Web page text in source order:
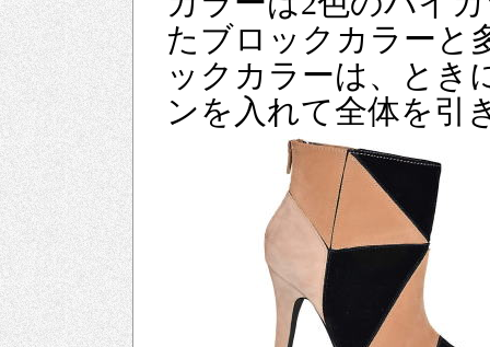
たブロックカラーと
ックカラーは、とき
ンを入れて全体を引